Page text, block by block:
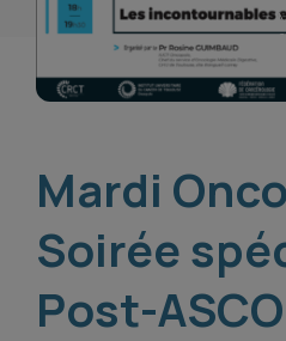
Mardi
Soirée
Post-